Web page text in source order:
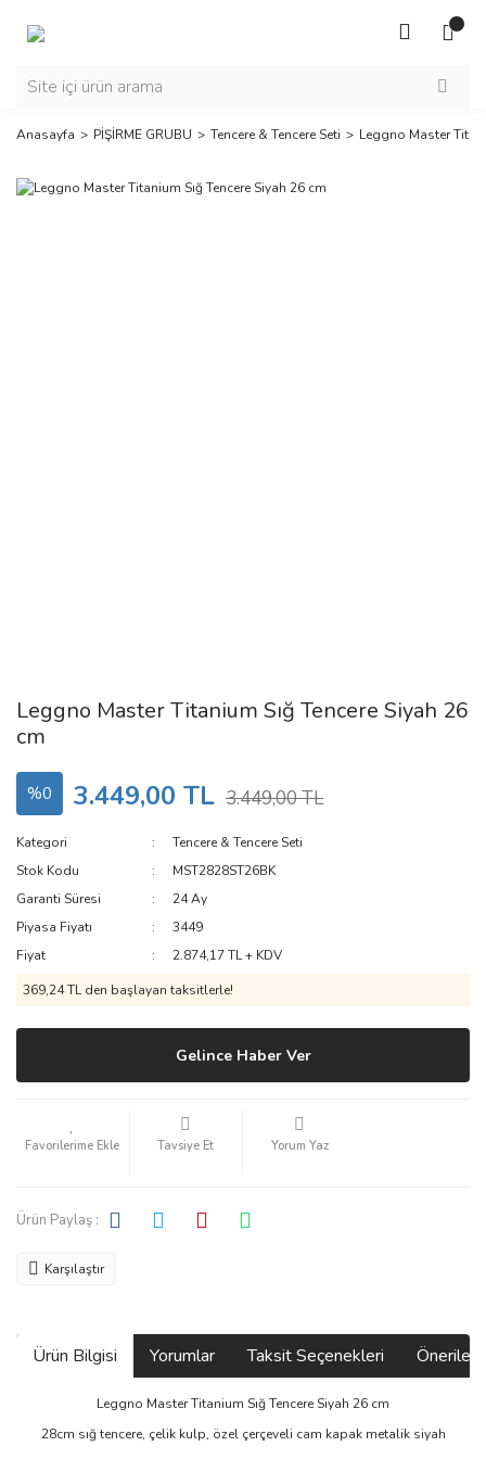
Anasayfa PİŞİRME GRUBU Tencere & Tencere Seti Leggno Master
Leggno Master Titanium Sığ Tencere Siyah 26
cm
%0 3.449,00 TL 3.449,00 TL
Kategori
Tencere & Tencere Seti
Stok Kodu
MST2828ST26BK
Garanti Süresi
24 Ay
Piyasa Fiyatı
3449
Fiyat
2.874,17 TL + KDV
369,24 TL den başlayan taksitlerle!
Gelince Haber Ver
Tavsiye Et Yorum Yaz
Ürün Paylaş :
Karşılaştır
Ürün Bilgisi Yorumlar Taksit Seçenekleri
Leggno Master Titanium Sığ Tencere Siyah 26 cm
28cm sığ tencere, çelik kulp, özel çerçeveli cam kapak metalik siyah